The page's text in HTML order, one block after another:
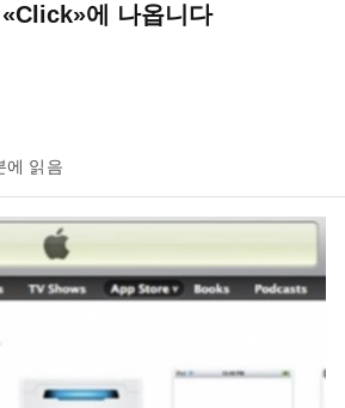
에 나옵니다
에 읽음